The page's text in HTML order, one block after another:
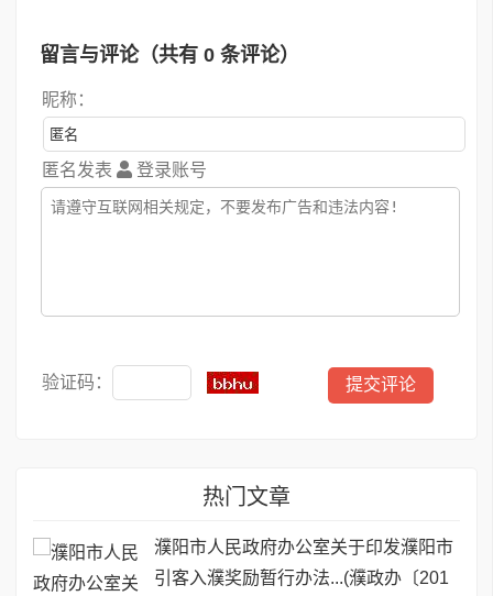
留言与评论（共有 0 条评论）
昵称：
匿名发表 登录账号
验证码：
热门文章
濮阳市人民政府办公室关于印发濮阳市
引客入濮奖励暂行办法...(濮政办〔201